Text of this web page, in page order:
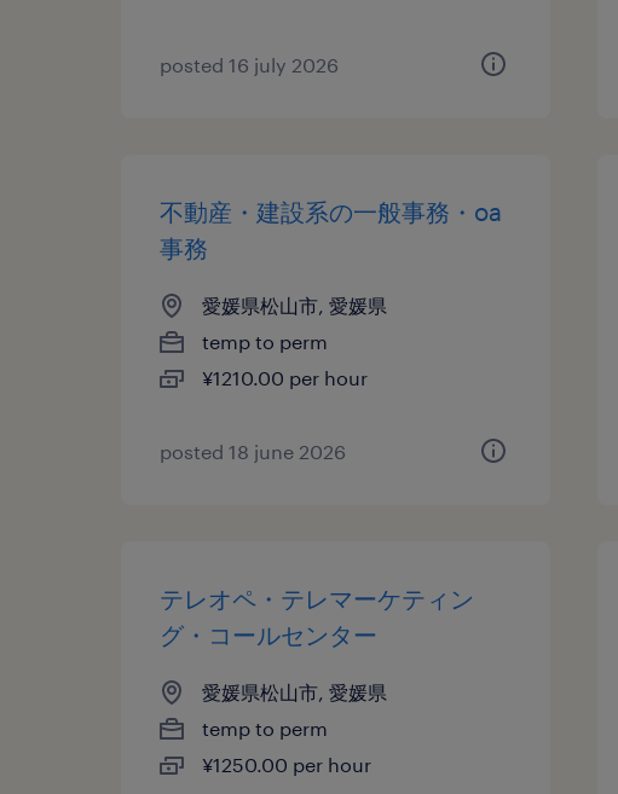
posted 16 july 2026
不動産・建設系の一般事務・oa
事務
愛媛県松山市, 愛媛県
temp to perm
¥1210.00 per hour
posted 18 june 2026
テレオペ・テレマーケティン
グ・コールセンター
愛媛県松山市, 愛媛県
temp to perm
¥1250.00 per hour